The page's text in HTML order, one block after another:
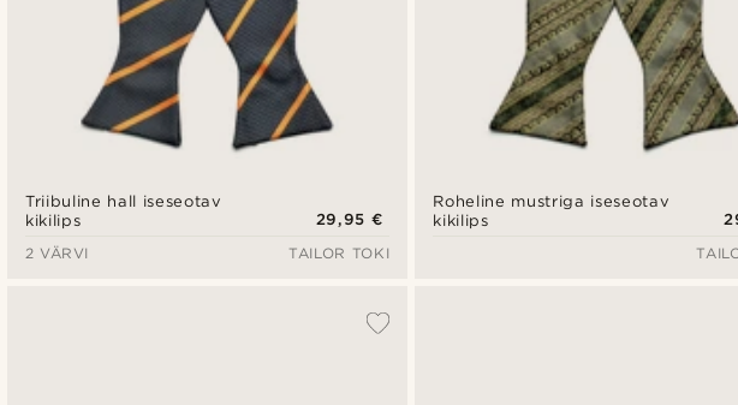
Triibuline hall iseseotav
kikilips
29,95 €
2 VÄRVI
TAILOR TOKI
Roheline mustriga iseseotav
kikilips